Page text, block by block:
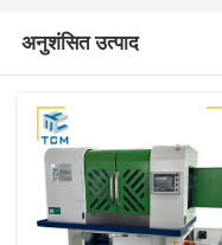
अनुशंसित उत्पाद